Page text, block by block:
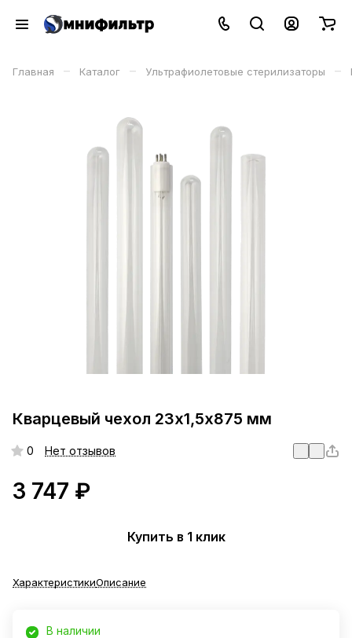
Главная – Каталог – Ультрафиолетовые стерилизаторы –
Кварцевый чехол 23х1,5х875 мм
0 Нет отзывов
3 747 ₽
Купить в 1 клик
ХарактеристикиОписание
В наличии